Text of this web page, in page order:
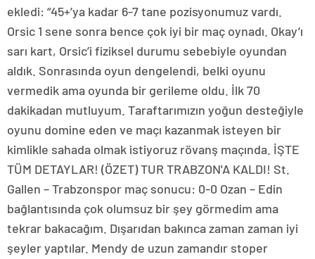
ekledi: “45+’ya kadar 6-7 tane pozisyonumuz vardı.
Orsic 1 sene sonra bence çok iyi bir maç oynadı. Okay’ı
sarı kart, Orsic’i fiziksel durumu sebebiyle oyundan
aldık. Sonrasında oyun dengelendi, belki oyunu
vermedik ama oyunda bir gerileme oldu. İlk 70
dakikadan mutluyum. Taraftarımızın yoğun desteğiyle
oyunu domine eden ve maçı kazanmak isteyen bir
kimlikle sahada olmak istiyoruz rövanş maçında. İŞTE
TÜM DETAYLAR! (ÖZET) TUR TRABZON'A KALDI! St.
Gallen – Trabzonspor maç sonucu: 0-0 Ozan – Edin
bağlantısında çok olumsuz bir şey görmedim ama
tekrar bakacağım. Dışarıdan bakınca zaman zaman iyi
şeyler yaptılar. Mendy de uzun zamandır stoper